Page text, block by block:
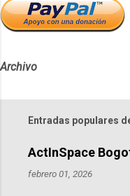
Archivo
Entradas populares
ActInSpace
febrero 01, 2026